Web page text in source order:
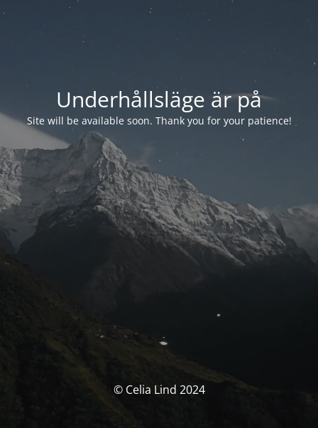
Underhållsläge är på
Site will be available soon. Thank you for your patience!
© Celia Lind 2024